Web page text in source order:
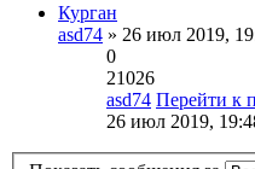
Курган
asd74 » 26 июл 2019,
0
21026
asd74 Перейти к
26 июл 2019,